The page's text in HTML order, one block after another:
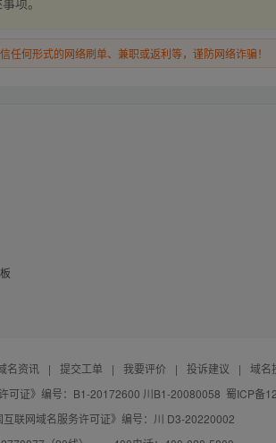
何形式的网络刷单、兼职或返利等，谨防网络诈骗！
名资讯 | 提交工单 | 我要评价 | 投诉建议 |
域名
可证》编号：B1-20172600 川B1-20080058 蜀ICP备
互联网域名服务许可证》编号：川 D3-20220002